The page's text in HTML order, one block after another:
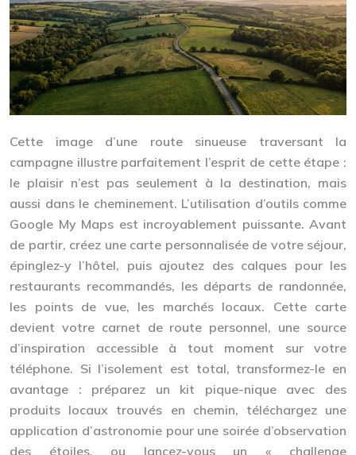
Cette image d’une route sinueuse traversant la
campagne illustre parfaitement l’esprit de cette étape :
le plaisir n’est pas seulement à la destination, mais
aussi dans le cheminement. L’utilisation d’outils comme
Google My Maps est incroyablement puissante. Avant
de partir, créez une carte personnalisée de votre séjour,
épinglez-y l’hôtel, puis ajoutez des calques pour les
restaurants recommandés, les départs de randonnée,
les points de vue, les marchés locaux. Cette carte
devient votre carnet de route personnel, une source
d’inspiration accessible à tout moment sur votre
téléphone. Si l’isolement est total, transformez-le en
avantage : préparez un kit pique-nique avec des
produits locaux trouvés en chemin, téléchargez une
application d’astronomie pour une soirée d’observation
des étoiles, ou lancez-vous un « challenge